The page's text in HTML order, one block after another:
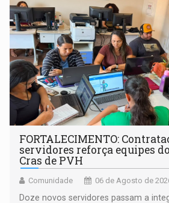
FORTALECIMENTO:
servidores reforça equipes
Cras de PVH
Comunidade 06 de Agosto de
Doze novos servidores passam a